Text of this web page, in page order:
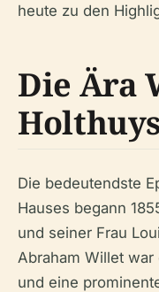
heute zu den
Die Ära
Die bedeutendste
Hauses begann
und seiner Frau
Abraham Willet
und eine